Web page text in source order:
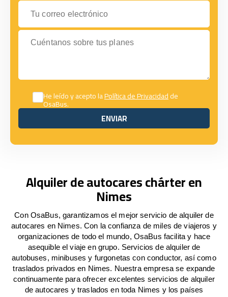
Tu correo electrónico
Cuéntanos sobre tus planes
He leído y acepto laPolítica de Privacidadde
OsaBus.
ENVIAR
ENVIAR
Alquiler de autocares chárter en
Nimes
Con OsaBus, garantizamos el mejor servicio de alquiler de
autocares en Nimes. Con la confianza de miles de viajeros y
organizaciones de todo el mundo, OsaBus facilita y hace
asequible el viaje en grupo. Servicios de alquiler de
autobuses, minibuses y furgonetas con conductor, así como
traslados privados en Nimes. Nuestra empresa se expande
continuamente para ofrecer excelentes servicios de alquiler
de autocares y traslados en toda Nimes y los países